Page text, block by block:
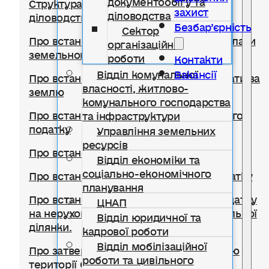
діловодства
Сектор
організаційної
роботи
Відділ комунальної
власності, житлово-
комунального господарства
та інфраструктури
Управління земельних
ресурсів
Відділ економіки та
соціально-економічного
планування
ЦНАП
Відділ юридичної та
кадрової роботи
Відділ мобілізаційної
роботи та цивільного
захист
Безбар’єрність
Контакти
Вакансії
діловодства та організаційної роботи
Про встановлення ставок та пільг із сплати
земельного податку
Про встановлення ставок орендної плати за
землю
Про встановлення ставки транспортного
податку
Про встановлення туристичного збору
Про встановлення ставок єдиного податку
Про встановлення ставок із сплати податку
на нерухоме майно, відмінне від земельної
ділянки.
Про затвердження Правил благоустрою
території Солотвинської селищної